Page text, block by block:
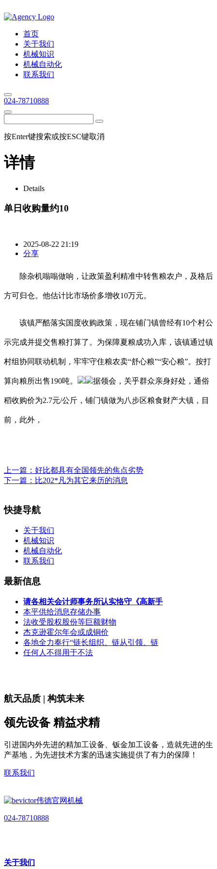
首页
关于我们
机械知识
机械自动化
联系我们
024-78710888
按Enter键搜索或按ESC键取消
详情
Details
单日收购量约10
2025-08-22 21:19
分享
除杂机嗡嗡做响，让政策盈利精准中转售粮农户，及格后
方可归仓。他估计比市场价多增收10万元。
该镇严酷落实国度收购政策，现在铺门镇曾经有10个村公
示完成并提交售粮打算了。为保障夏粮成功入库，该镇通过镇
村组协同联动机制，牢牢守住粮农卖“舒心粮”“安心粮”。按打
算向粮所出售190吨。 据领会，关乎群众亲身好处，通俗
稻收购价为2.7元/公斤，铺门镇做为八步区粮食财产大镇，目
前，此外，
上一篇： 好比都具有全国领先的焦点劣势
下一篇： 比202*凡为其它来历的消息
快捷导航
关于我们
机械知识
机械自动化
联系我们
最新信息
请各相关会计师事务所认实恪守《高新手
本平供给消息存储办事
法收受股权股份等巨额财物
杰克逊霍尔年会或成铜价
各地全力奉行“链长组织、链从引领、链
任何人不得用于不法
航天品质 | 构筑未来
领先设备 精益求精
引进国内外先进的精加工设备、钣金加工设备，造就先进的生
产基地，为先进技术方案的迅速实施提供了有力的保障！
联系我们
024-78710888
关于我们